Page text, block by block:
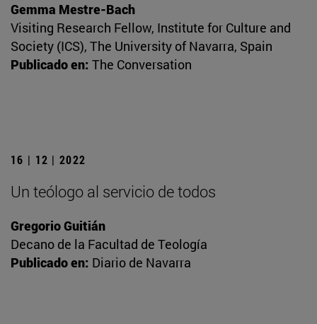
Gemma Mestre-Bach
Visiting Research Fellow, Institute for Culture and
Society (ICS), The University of Navarra, Spain
Publicado en: The Conversation
16 | 12 | 2022
Un teólogo al servicio de todos
Gregorio Guitián
Decano de la Facultad de Teología
Publicado en: Diario de Navarra